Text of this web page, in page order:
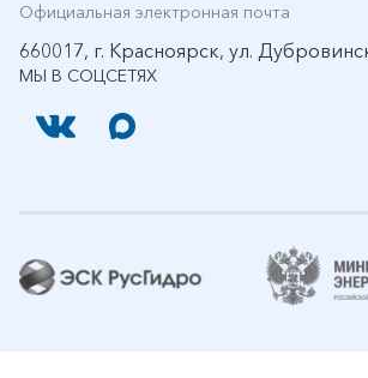
МЫ В СОЦСЕТЯХ
Официальная электронная почта
660017, г. Красноярск, ул.